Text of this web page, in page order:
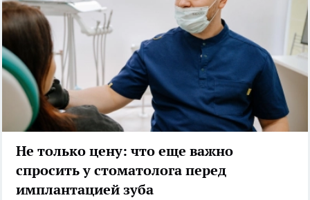
Не только цену: что еще важно
спросить у стоматолога перед
имплантацией зуба